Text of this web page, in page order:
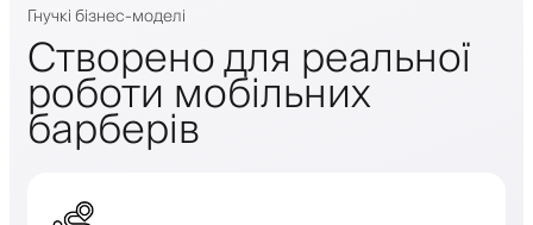
Гнучкі бізнес-моделі
Створено для реальної
роботи мобільних
барберів